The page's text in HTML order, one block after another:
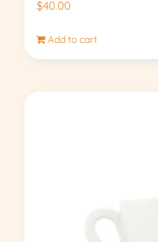
$40.00
Add to cart